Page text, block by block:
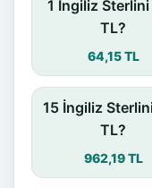
1 İngiliz
TL?
64,15 TL
15 İngiliz
TL?
962,19 TL